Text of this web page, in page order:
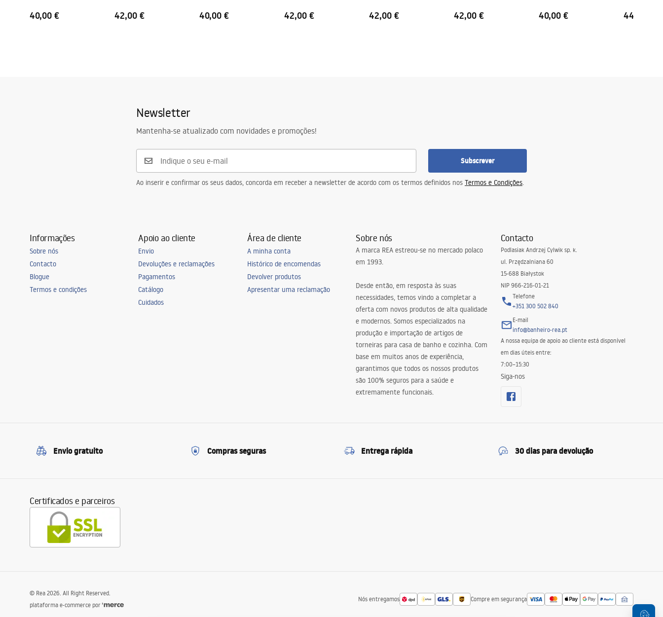
40,00 € 42,00 € 40,00 € 42,00 € 42,00 € 42,00 € 40,00 € 44,00 €
Newsletter
Mantenha-se atualizado com novidades e promoções!
Subscrever
Ao inserir e confirmar os seus dados, concorda em receber a newsletter de acordo com os termos definidos nos Termos e Condições.
Informações
Sobre nós
Contacto
Blogue
Termos e condições
Apoio ao cliente
Envio
Devoluções e reclamações
Pagamentos
Catálogo
Cuidados
Área de cliente
A minha conta
Histórico de encomendas
Devolver produtos
Apresentar uma reclamação
Sobre nós
A marca REA estreou-se no mercado polaco
em 1993.
Desde então, em resposta às suas
necessidades, temos vindo a completar a
oferta com novos produtos de alta qualidade
e modernos. Somos especializados na
produção e importação de artigos de
torneiras para casa de banho e cozinha. Com
base em muitos anos de experiência,
garantimos que todos os nossos produtos
são 100% seguros para a saúde e
extremamente funcionais.
Contacto
Podlasiak Andrzej Cylwik sp. k.
ul. Przędzalniana 60
15-688 Białystok
NIP 966-216-01-21
Telefone
+351 300 502 840
E-mail
info@banheiro-rea.pt
A nossa equipa de apoio ao cliente está disponível
em dias úteis entre:
7:00–15:30
Siga-nos
Envio gratuito Compras seguras Entrega rápida 30 dias para devolução
Certificados e parceiros
Nós entregamos Compre em segurança
© Rea 2026. All Right Reserved.
plataforma e-commerce por